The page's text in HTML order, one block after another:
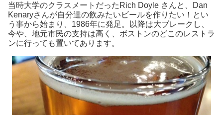
当時大学のクラスメートだったRich Doyle さんと、Dan
Kenaryさんが自分達の飲みたいビールを作りたい！とい
う事から始まり、1986年に発足。以降は大ブレークし、
今や、地元市民の支持は高く、ボストンのどこのレストラ
ンに行っても置いてあります。